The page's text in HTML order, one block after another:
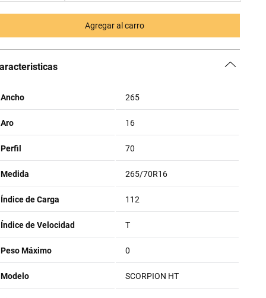
Agregar al carro
Ancho 265
Aro 16
Perfil 70
Medida 265/70R16
Índice de Carga 112
Índice de Velocidad T
Peso Máximo 0
Modelo SCORPION HT